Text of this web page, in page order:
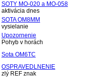
SOTY MO-020 a MO-058
aktivácia dnes
SOTA OM8MM
vysielanie
Upozornenie
Pohyb v horách
Sota OM6TC
OSPRAVEDLNENIE
zlý REF znak